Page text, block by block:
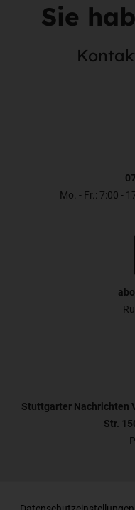
Sie
Mo. - Fr.: 7:00 -
Stuttgarter Nachrichten
Str.